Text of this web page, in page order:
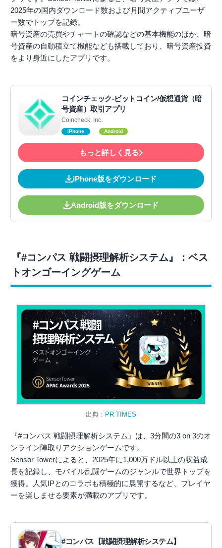
2025年の国内ダウンロード数および月間アクティブユーザ
ー数でトップを記録。
暗号資産の売買やチャートの確認などの基本機能のほか、暗
号資産の自動積立て機能なども搭載しており、暗号資産投資
をより身近にしたアプリです。
コインチェック-ビットコイン/仮想通貨（暗
号資産）取引アプリ
Coincheck, Inc.
iPhone Android
もっと詳しく見る
iPhone版をダウンロード
Android版をダウンロード
『#コンパス 戦闘摂理解析システム』：ベス
トオンゴーイングゲーム
出典： PR TIMES
『#コンパス 戦闘摂理解析システム』は、3分間の3 on 3のオ
ンライン陣取りアクションゲームです。
Sensor Towerによると、2025年に1,000万ドル以上の収益成
長を記録し、モバイル乱闘ゲームのジャンルで世界トップを
獲得。人気IPとのコラボも積極的に展開するなど、プレイヤ
ーを楽しませる要素が満載のアプリです。
#コンパス【戦闘摂理解析システム】